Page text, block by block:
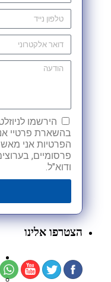
הירשמו
בהשארת פרטיי
הפרטיות אני
פרסומיים,
ודוא"ל.
הצטרפו אלינו